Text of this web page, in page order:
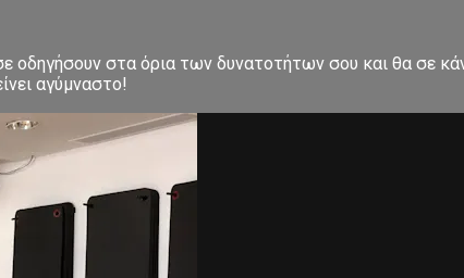
οδηγήσουν στα όρια των δυνατοτήτων σου και θα σε
αγύμναστο!